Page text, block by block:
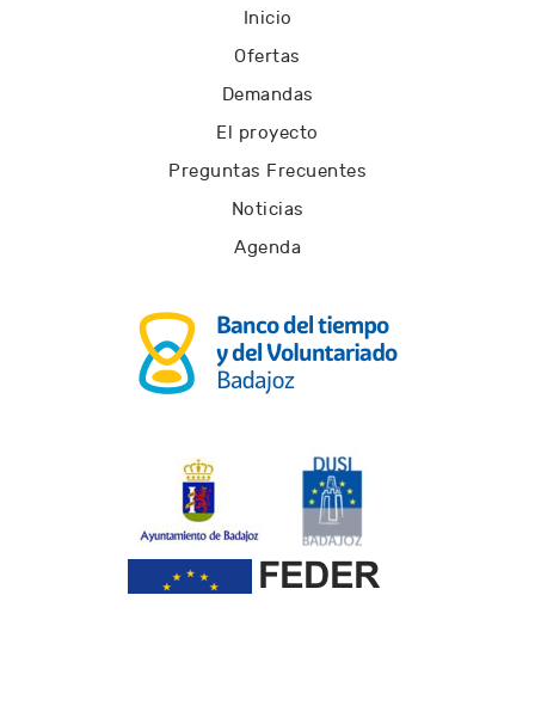
Inicio
Ofertas
Demandas
El proyecto
Preguntas Frecuentes
Noticias
Agenda